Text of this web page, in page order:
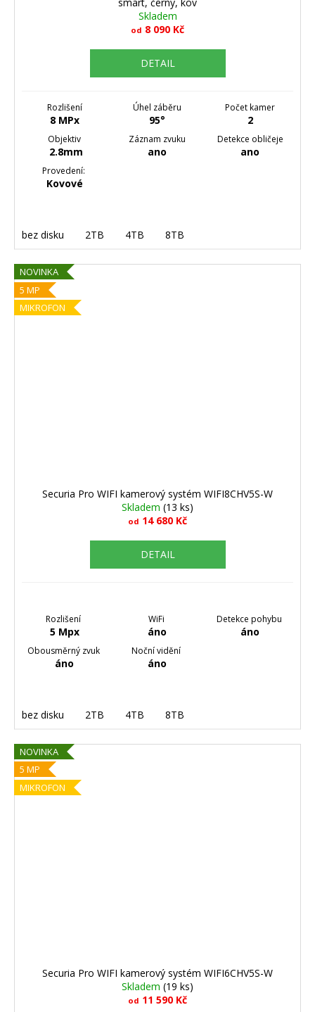
smart, černý, kov
Skladem
od 8 090 Kč
DETAIL
Rozlišení
8 MPx
Úhel záběru
95°
Počet kamer
2
Objektiv
2.8mm
Záznam zvuku
ano
Detekce obličeje
ano
Provedení:
Kovové
bez disku 2TB 4TB 8TB
NOVINKA
5 MP
MIKROFON
Securia Pro WIFI kamerový systém WIFI8CHV5S-W
Skladem (13 ks)
od 14 680 Kč
DETAIL
Rozlišení
5 Mpx
WiFi
áno
Detekce pohybu
áno
Obousměrný zvuk
áno
Noční vidění
áno
bez disku 2TB 4TB 8TB
NOVINKA
5 MP
MIKROFON
Securia Pro WIFI kamerový systém WIFI6CHV5S-W
Skladem (19 ks)
od 11 590 Kč